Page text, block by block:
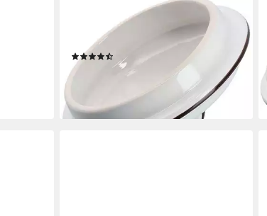
ZELLER PRESENT
Vorratsdose Garlic, Keramik, (1-tlg),
für Knoblauch, 880 ml
(2)
ab 13,63 € UVP
lieferbar - in 3-4 Werktagen bei dir